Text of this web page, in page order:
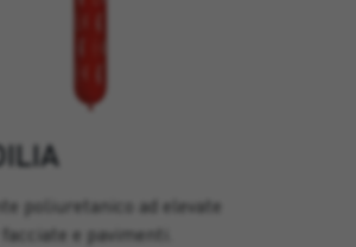
poliuretanico ad elevate
e pavimenti.